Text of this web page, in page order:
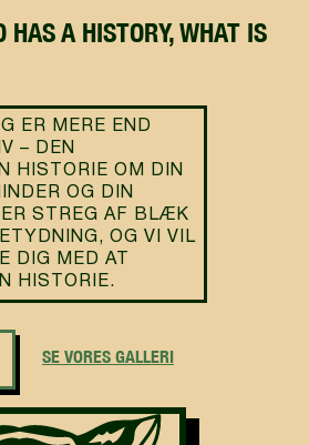
ER MERE END
– DEN
HISTORIE OM DIN
OG DIN
STREG AF BLÆK
OG VI VIL
DIG MED AT
HISTORIE.
SE VORES GALLERI